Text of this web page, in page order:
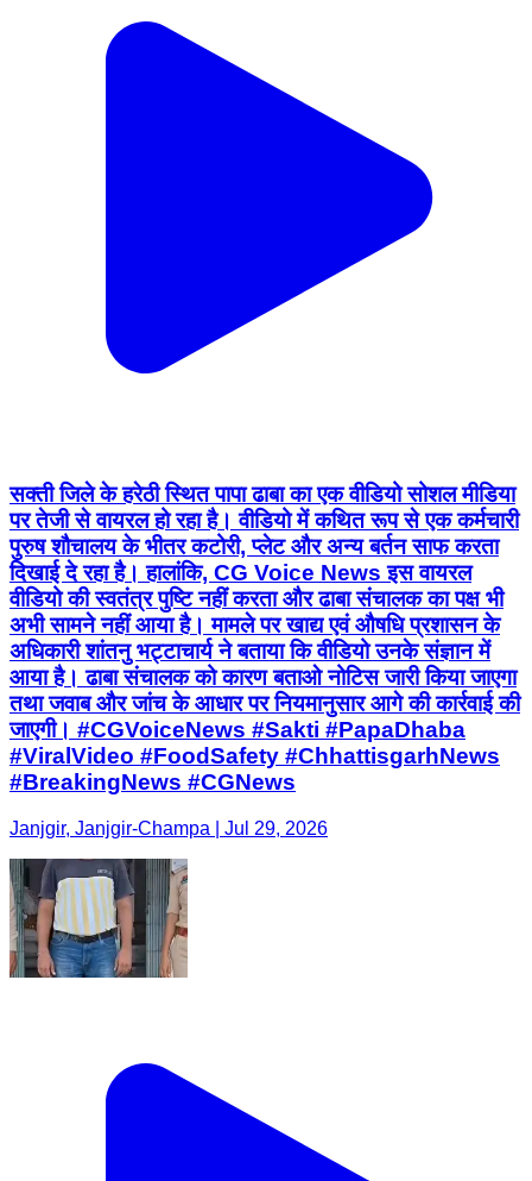
सक्ती जिले के हरेठी स्थित पापा ढाबा का एक वीडियो सोशल मीडिया
पर तेजी से वायरल हो रहा है। वीडियो में कथित रूप से एक कर्मचारी
पुरुष शौचालय के भीतर कटोरी, प्लेट और अन्य बर्तन साफ करता
दिखाई दे रहा है। हालांकि, CG Voice News इस वायरल
वीडियो की स्वतंत्र पुष्टि नहीं करता और ढाबा संचालक का पक्ष भी
अभी सामने नहीं आया है। मामले पर खाद्य एवं औषधि प्रशासन के
अधिकारी शांतनु भट्टाचार्य ने बताया कि वीडियो उनके संज्ञान में
आया है। ढाबा संचालक को कारण बताओ नोटिस जारी किया जाएगा
तथा जवाब और जांच के आधार पर नियमानुसार आगे की कार्रवाई की
जाएगी। #CGVoiceNews #Sakti #PapaDhaba
#ViralVideo #FoodSafety #ChhattisgarhNews
#BreakingNews #CGNews
Janjgir, Janjgir-Champa | Jul 29, 2026